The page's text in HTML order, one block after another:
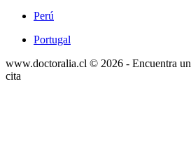
Perú
Portugal
www.doctoralia.cl © 2026 - Encuentra un
cita